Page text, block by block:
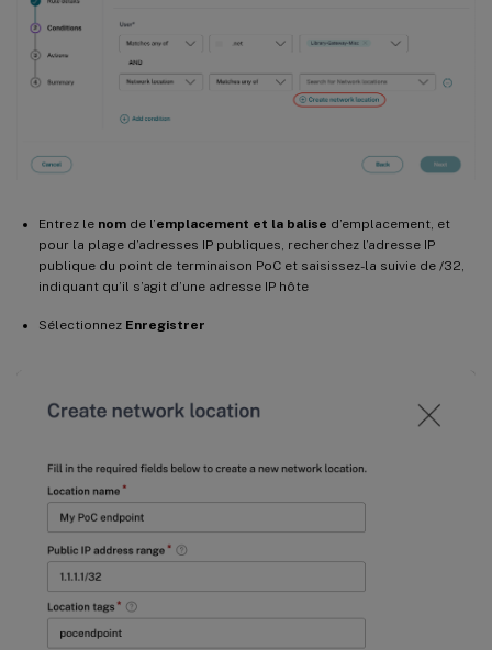
Entrez le nom de l’emplacement et la balise d’emplacement, et
pour la plage d’adresses IP publiques, recherchez l’adresse IP
publique du point de terminaison PoC et saisissez-la suivie de /32,
indiquant qu’il s’agit d’une adresse IP hôte
Sélectionnez Enregistrer